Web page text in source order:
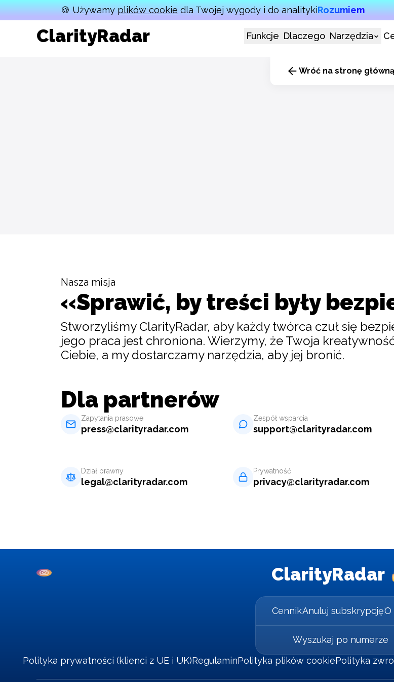
🍪 Używamy plików cookie dla Twojej wygody i do analitykiRozumiem
ClarityRadar Funkcje Dlaczego Narzędzia
Wróć na stronę główną
Nasza misja
«Sprawić, by treści były
Stworzyliśmy ClarityRadar, aby każdy twórca czuł się
jego praca jest chroniona. Wierzymy, że Twoja
Ciebie, a my dostarczamy narzędzia, aby jej bronić.
Dla partnerów
Zapytania prasowe
press@clarityradar.com
Zespół wsparcia
support@clarityradar.com
Dział prawny
legal@clarityradar.com
Prywatność
privacy@clarityradar.com
ClarityRadar
CennikAnuluj subskrypcjęO
Wyszukaj po numerze
Polityka prywatności (klienci z UE i UK)RegulaminPolityka plików cookiePolityka